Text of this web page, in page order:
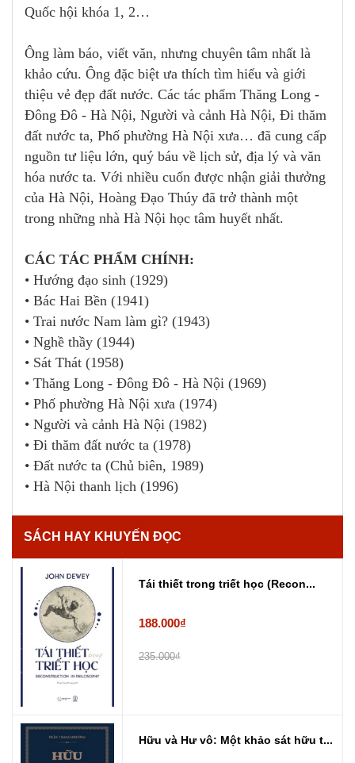
Quốc hội khóa 1, 2…
Ông làm báo, viết văn, nhưng chuyên tâm nhất là
khảo cứu. Ông đặc biệt ưa thích tìm hiểu và giới
thiệu vẻ đẹp đất nước. Các tác phẩm Thăng Long -
Đông Đô - Hà Nội, Người và cảnh Hà Nội, Đi thăm
đất nước ta, Phố phường Hà Nội xưa… đã cung cấp
nguồn tư liệu lớn, quý báu về lịch sử, địa lý và văn
hóa nước ta. Với nhiều cuốn được nhận giải thưởng
của Hà Nội, Hoàng Đạo Thúy đã trở thành một
trong những nhà Hà Nội học tâm huyết nhất.
CÁC TÁC PHẨM CHÍNH:
• Hướng đạo sinh (1929)
• Bác Hai Bền (1941)
• Trai nước Nam làm gì? (1943)
• Nghề thầy (1944)
• Sát Thát (1958)
• Thăng Long - Đông Đô - Hà Nội (1969)
• Phố phường Hà Nội xưa (1974)
• Người và cảnh Hà Nội (1982)
• Đi thăm đất nước ta (1978)
• Đất nước ta (Chủ biên, 1989)
• Hà Nội thanh lịch (1996)
SÁCH HAY KHUYẾN ĐỌC
Tái thiết trong triết học (Recon...
188.000₫
235.000₫
Hữu và Hư vô: Một khảo sát hữu t...